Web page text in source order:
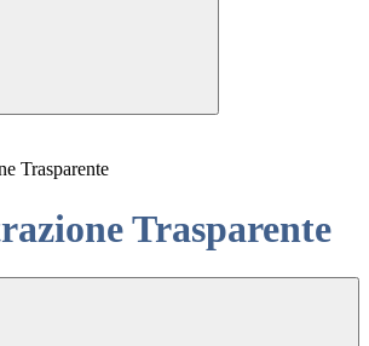
Trasparente
Trasparente